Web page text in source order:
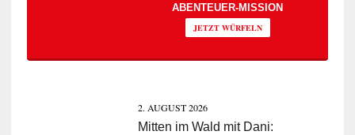
ABENTEUER-MISSION
JETZT WÜRFELN
2. AUGUST 2026
Mitten im Wald mit Dani: